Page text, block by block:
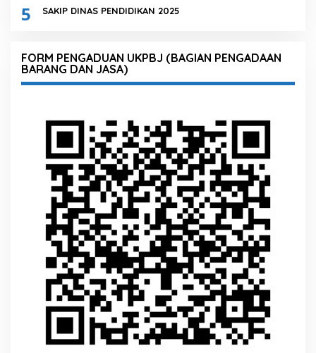
5 SAKIP DINAS PENDIDIKAN 2025
FORM PENGADUAN UKPBJ (BAGIAN PENGADAAN
BARANG DAN JASA)